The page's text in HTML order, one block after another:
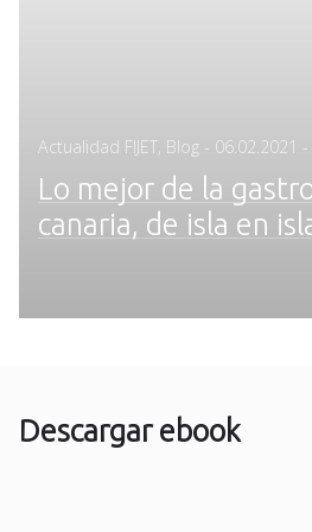
Actualidad FIJET Blog - Posted
06.02.2021
Lo mejor de la
canaria, de isla en
Descargar ebook